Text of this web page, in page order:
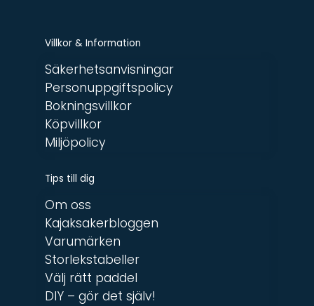
Villkor & Information
Säkerhetsanvisningar
Personuppgiftspolicy
Bokningsvillkor
Köpvillkor
Miljöpolicy
Tips till dig
Om oss
Kajaksakerbloggen
Varumärken
Storlekstabeller
Välj rätt paddel
DIY – gör det själv!